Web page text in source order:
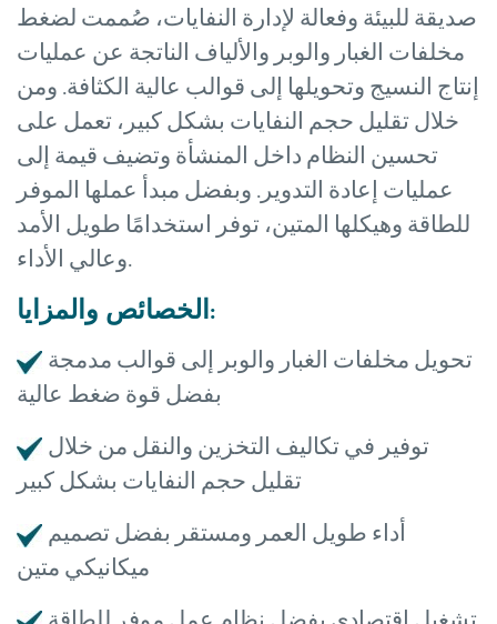
صديقة للبيئة وفعالة لإدارة النفايات، صُممت لضغط
مخلفات الغبار والوبر والألياف الناتجة عن عمليات
إنتاج النسيج وتحويلها إلى قوالب عالية الكثافة. ومن
خلال تقليل حجم النفايات بشكل كبير، تعمل على
تحسين النظام داخل المنشأة وتضيف قيمة إلى
عمليات إعادة التدوير. وبفضل مبدأ عملها الموفر
للطاقة وهيكلها المتين، توفر استخدامًا طويل الأمد
وعالي الأداء.
الخصائص والمزايا:
تحويل مخلفات الغبار والوبر إلى قوالب مدمجة
بفضل قوة ضغط عالية
توفير في تكاليف التخزين والنقل من خلال
تقليل حجم النفايات بشكل كبير
أداء طويل العمر ومستقر بفضل تصميم
ميكانيكي متين